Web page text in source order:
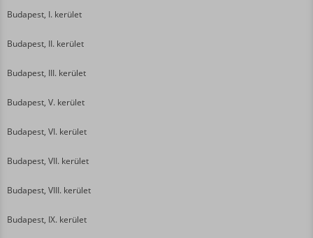
Budapest, I. kerület
Budapest, II. kerület
Budapest, III. kerület
Budapest, V. kerület
Budapest, VI. kerület
Budapest, VII. kerület
Budapest, VIII. kerület
Budapest, IX. kerület